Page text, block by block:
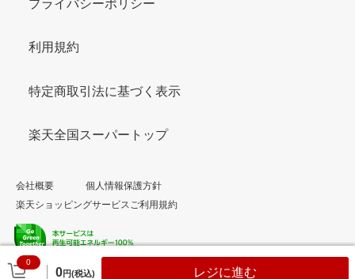
0
0円(税込) レジに進む
プライバシーポリシー
利用規約
特定商取引法に基づく表示
楽天全国スーパートップ
会社概要
個人情報保護方針
楽天ショッピングサービスご利用規約
© Rakuten Group, Inc.